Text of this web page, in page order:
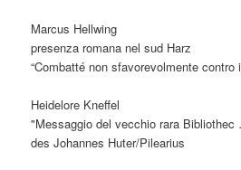
Marcus Hellwing
presenza romana nel sud Harz
“Combatté non sfavorevolmente contro
Heidelore Kneffel
"Messaggio del vecchio rara
des Johannes Huter/Pilearius